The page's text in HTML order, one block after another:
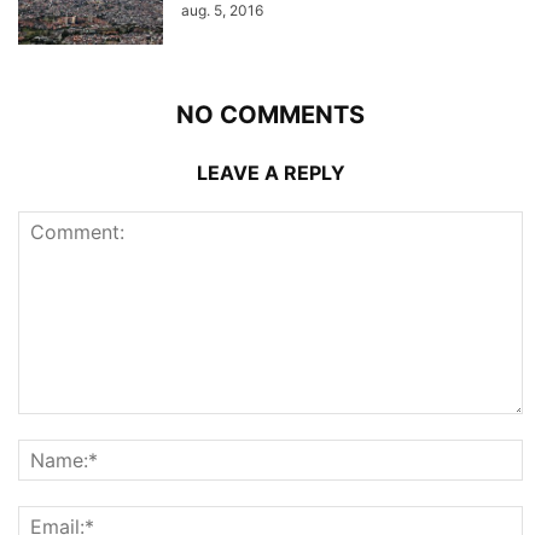
aug. 5, 2016
NO COMMENTS
LEAVE A REPLY